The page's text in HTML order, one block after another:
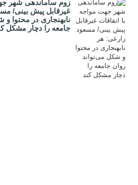
زوم ساماندهی شهر
غیرقابل پیش بینی/
نابهنجاری در محتوا
جامعه را دچار مشکل